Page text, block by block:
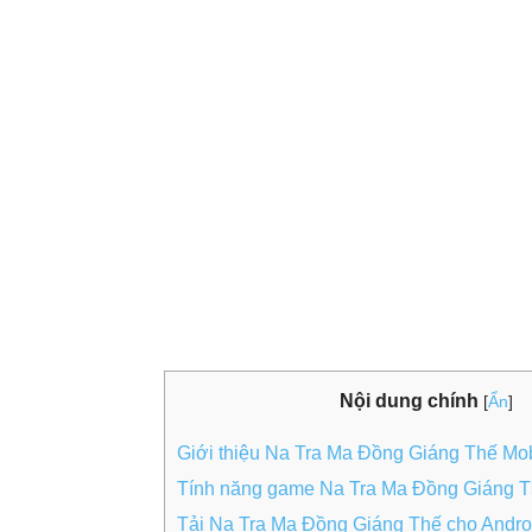
Nội dung chính [Ẩn]
Giới thiệu Na Tra Ma Đồng Giáng Thế
Tính năng game Na Tra Ma Đồng Giáng
Tải Na Tra Ma Đồng Giáng Thế cho